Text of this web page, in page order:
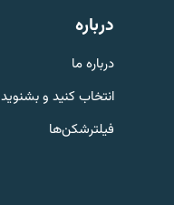
درباره
درباره ما
انتخاب کنید و بشنوید
فیلترشکن‌ها